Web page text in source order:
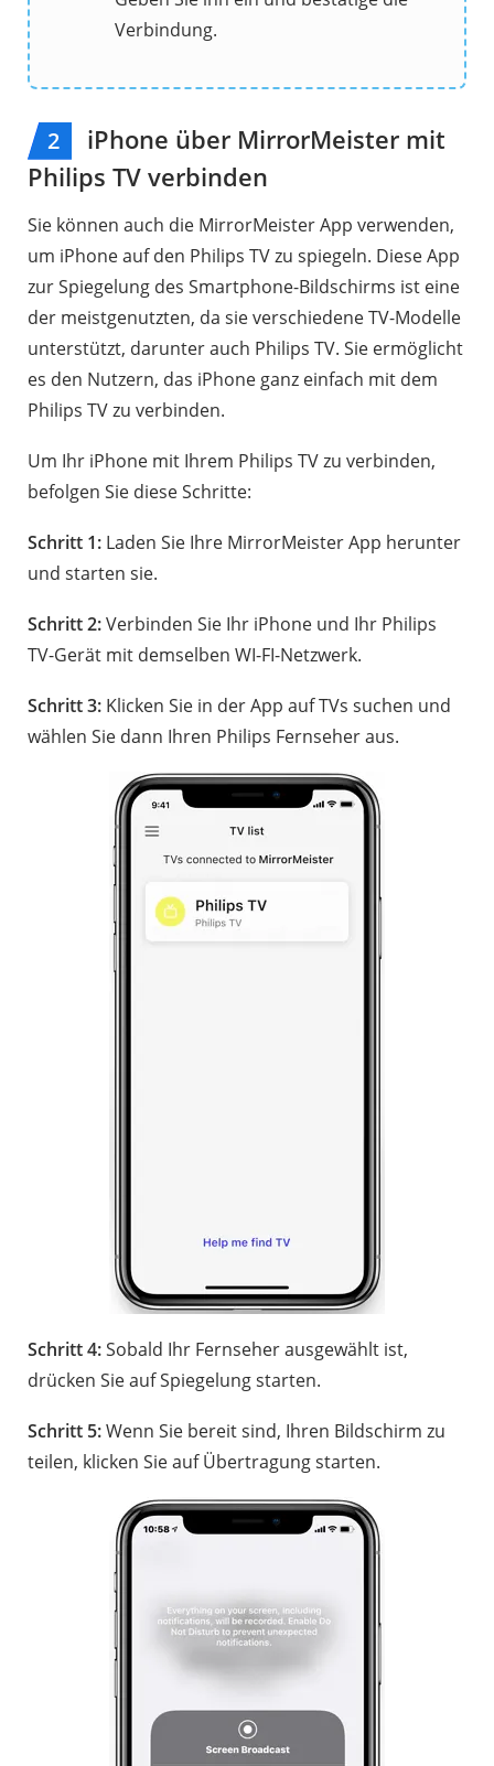
Verbindung.
2
iPhone über MirrorMeister mit
Philips TV verbinden
Sie können auch die MirrorMeister App verwenden,
um iPhone auf den Philips TV zu spiegeln. Diese App
zur Spiegelung des Smartphone-Bildschirms ist eine
der meistgenutzten, da sie verschiedene TV-Modelle
unterstützt, darunter auch Philips TV. Sie ermöglicht
es den Nutzern, das iPhone ganz einfach mit dem
Philips TV zu verbinden.
Um Ihr iPhone mit Ihrem Philips TV zu verbinden,
befolgen Sie diese Schritte:
Schritt 1: Laden Sie Ihre MirrorMeister App herunter
und starten sie.
Schritt 2:Verbinden Sie Ihr iPhone und Ihr Philips
TV-Gerät mit demselben WI-FI-Netzwerk.
Schritt 3: Klicken Sie in der App auf TVs suchen und
wählen Sie dann Ihren Philips Fernseher aus.
Schritt 4:Sobald Ihr Fernseher ausgewählt ist,
drücken Sie auf Spiegelung starten.
Schritt 5:Wenn Sie bereit sind, Ihren Bildschirm zu
teilen, klicken Sie auf Übertragung starten.